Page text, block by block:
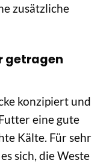
zusätzliche
getragen
konzipiert und
eine gute
Kälte. Für sehr
sich, die Weste